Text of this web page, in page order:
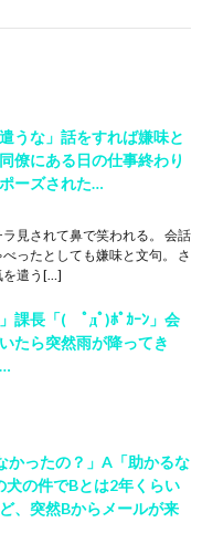
うな」話をすれば嫌味と
僚にある日の仕事終わり
ーズされた…
見されて鼻で笑われる。 会話
ったとしても嫌味と文句。 さ
を遣う[…]
課長「( ﾟдﾟ)ﾎﾟｶｰﾝ」会
たら突然雨が降ってき
かったの？」A「助かるな
の件でBとは2年くらい
、突然Bからメールが来